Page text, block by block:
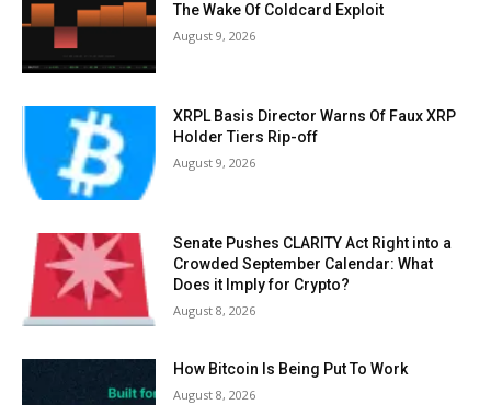
The Wake Of Coldcard Exploit
August 9, 2026
XRPL Basis Director Warns Of Faux XRP
Holder Tiers Rip-off
August 9, 2026
Senate Pushes CLARITY Act Right into a
Crowded September Calendar: What
Does it Imply for Crypto?
August 8, 2026
How Bitcoin Is Being Put To Work
August 8, 2026